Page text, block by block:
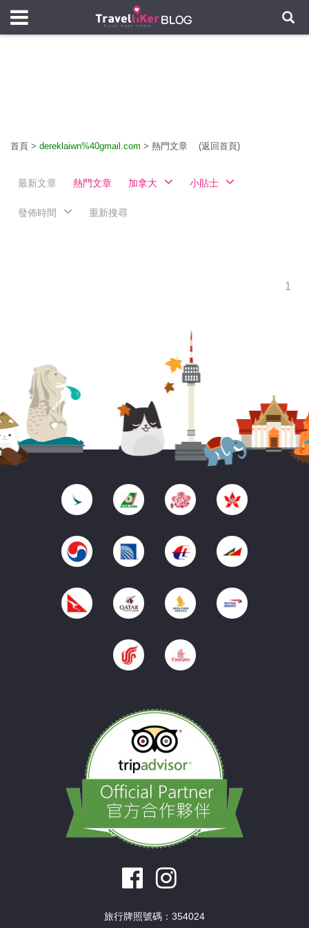
首頁 > dereklaiwn%40gmail.com > 熱門文章 (返回首頁)
最新文章 熱門文章 加拿大 小貼士
發佈時間 重新搜尋
1
旅行牌照號碼：354024